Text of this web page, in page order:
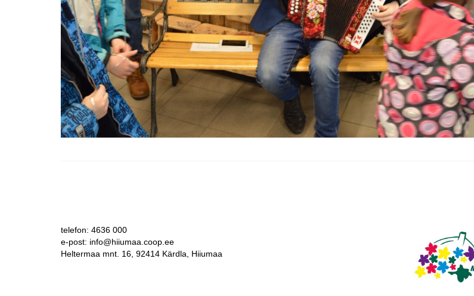
telefon: 4636 000
e-post: info@hiiumaa.coop.ee
Heltermaa mnt. 16, 92414 Kärdla, Hiiumaa